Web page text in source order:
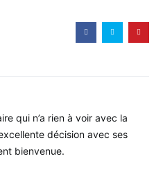
qui n’a rien à voir avec la
décision avec ses
bienvenue.